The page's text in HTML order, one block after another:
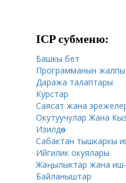
ICP cубменю:
Башкы бет
Программанын
Даража талаптары
Курстар
Саясат жана
Окутуучулар Жана
Изилдөө
Сабактан тышкаркы
Ийгилик окуялары
Жаңылыктар жана
Байланыштар